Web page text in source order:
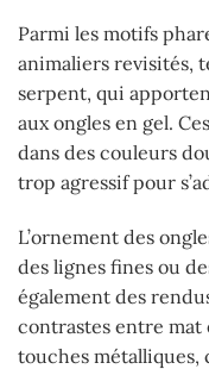
Parmi les motifs
animaliers revisités,
serpent, qui
aux ongles en gel.
dans des couleurs
trop agressif pour
L’ornement des
des lignes fines ou
également des
contrastes entre
touches métalliques,